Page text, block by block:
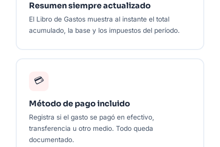
Resumen siempre actualizado
El Libro de Gastos muestra al instante el total
acumulado, la base y los impuestos del período.
💳
Método de pago incluido
Registra si el gasto se pagó en efectivo,
transferencia u otro medio. Todo queda
documentado.